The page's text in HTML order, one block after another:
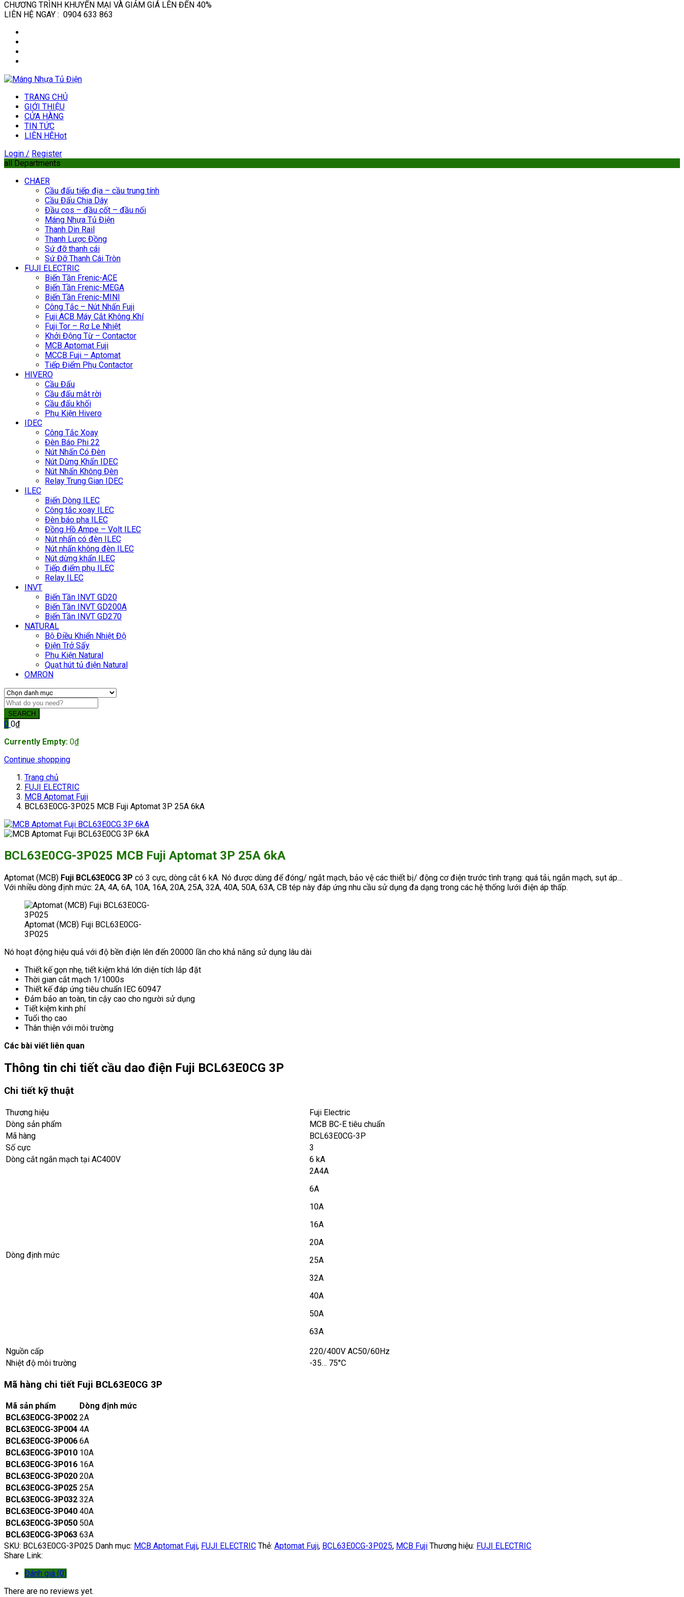
CHƯƠNG TRÌNH KHUYẾN MẠI VÀ GIẢM GIÁ LÊN ĐẾN 40%
LIÊN HỆ NGAY : 0904 633 863
TRANG CHỦ
GIỚI THIỆU
CỬA HÀNG
TIN TỨC
LIÊN HỆHot
Login / Register
all Departments
CHAER
Cầu đấu tiếp địa – cầu trung tính
Cầu Đấu Chia Dây
Đầu cos – đầu cốt – đầu nối
Máng Nhựa Tủ Điện
Thanh Din Rail
Thanh Lược Đồng
Sứ đỡ thanh cái
Sứ Đỡ Thanh Cái Tròn
FUJI ELECTRIC
Biến Tần Frenic-ACE
Biến Tần Frenic-MEGA
Biến Tần Frenic-MINI
Công Tắc – Nút Nhấn Fuji
Fuji ACB Máy Cắt Không Khí
Fuji Tor – Rơ Le Nhiệt
Khởi Động Từ – Contactor
MCB Aptomat Fuji
MCCB Fuji – Aptomat
Tiếp Điểm Phụ Contactor
HIVERO
Cầu Đấu
Cầu đấu mắt rời
Cầu đấu khối
Phụ Kiện Hivero
IDEC
Công Tắc Xoay
Đèn Báo Phi 22
Nút Nhấn Có Đèn
Nút Dừng Khẩn IDEC
Nút Nhấn Không Đèn
Relay Trung Gian IDEC
ILEC
Biến Dòng ILEC
Công tắc xoay ILEC
Đèn báo pha ILEC
Đồng Hồ Ampe – Volt ILEC
Nút nhấn có đèn ILEC
Nút nhấn không đèn ILEC
Nút dừng khẩn ILEC
Tiếp điểm phụ ILEC
Relay ILEC
INVT
Biến Tần INVT GD20
Biến Tần INVT GD200A
Biến Tần INVT GD270
NATURAL
Bộ Điều Khiển Nhiệt Độ
Điện Trở Sấy
Phụ Kiện Natural
Quạt hút tủ điện Natural
OMRON
SEARCH
0 0₫
Currently Empty: 0₫
Continue shopping
Trang chủ
FUJI ELECTRIC
MCB Aptomat Fuji
BCL63E0CG-3P025 MCB Fuji Aptomat 3P 25A 6kA
BCL63E0CG-3P025 MCB Fuji Aptomat 3P 25A 6kA
Aptomat (MCB) Fuji BCL63E0CG 3P có 3 cực, dòng cắt 6 kA. Nó được dùng để đóng/ ngắt mạch, bảo vệ các thiết bị/ động cơ điện trước tình trạng: quá tải, ngắn mạch, sụt áp…
Với nhiều dòng định mức: 2A, 4A, 6A, 10A, 16A, 20A, 25A, 32A, 40A, 50A, 63A, CB tép này đáp ứng nhu cầu sử dụng đa dạng trong các hệ thống lưới điện áp thấp.
Aptomat (MCB) Fuji BCL63E0CG-
3P025
Nó hoạt động hiệu quả với độ bền điện lên đến 20000 lần cho khả năng sử dụng lâu dài
Thiết kế gọn nhẹ, tiết kiệm khá lớn diện tích lắp đặt
Thời gian cắt mạch 1/1000s
Thiết kế đáp ứng tiêu chuẩn IEC 60947
Đảm bảo an toàn, tin cậy cao cho người sử dụng
Tiết kiệm kinh phí
Tuổi thọ cao
Thân thiện với môi trường
Các bài viết liên quan
Thông tin chi tiết cầu dao điện Fuji BCL63E0CG 3P
Chi tiết kỹ thuật
Thương hiệu
Fuji Electric
Dòng sản phẩm
MCB BC-E tiêu chuẩn
Mã hàng
BCL63E0CG-3P
Số cực
3
Dòng cắt ngắn mạch tại AC400V
6 kA
Dòng định mức
2A4A
6A
10A
16A
20A
25A
32A
40A
50A
63A
Nguồn cấp
220/400V AC50/60Hz
Nhiệt độ môi trường
-35… 75°C
Mã hàng chi tiết Fuji BCL63E0CG 3P
Mã sản phẩm
Dòng định mức
BCL63E0CG-3P002 2A
BCL63E0CG-3P004 4A
BCL63E0CG-3P006 6A
BCL63E0CG-3P010 10A
BCL63E0CG-3P016 16A
BCL63E0CG-3P020 20A
BCL63E0CG-3P025 25A
BCL63E0CG-3P032 32A
BCL63E0CG-3P040 40A
BCL63E0CG-3P050 50A
BCL63E0CG-3P063 63A
SKU: BCL63E0CG-3P025 Danh mục: MCB Aptomat Fuji, FUJI ELECTRIC Thẻ: Aptomat Fuji, BCL63E0CG-3P025, MCB Fuji Thương hiệu: FUJI ELECTRIC
Share Link:
Đánh giá (0)
There are no reviews yet.